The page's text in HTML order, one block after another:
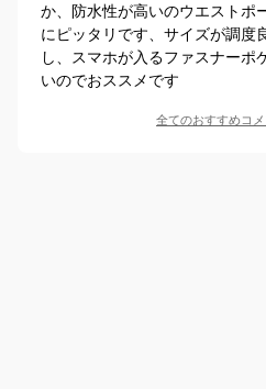
か、防水性が高いのウエストポ
にピッタリです、サイズが調度
し、スマホが入るファスナーポ
いのでおススメです
全てのおすすめコメ